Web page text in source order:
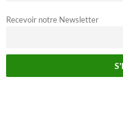
Recevoir notre Newsletter